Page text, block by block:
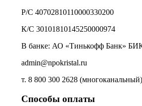
Р/С 40702810110000330200
К/С 30101810145250000974
В банке: АО «Тинькофф Банк»
admin@npokristal.ru
т. 8 800 300 2628 (многоканальный)
Способы оплаты